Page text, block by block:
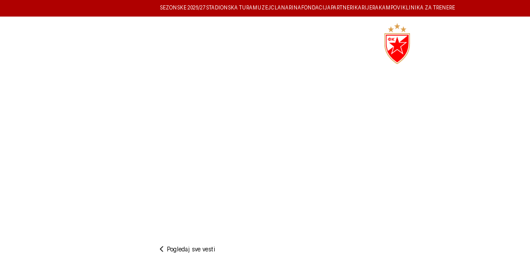
SEZONSKE 2026/27 STADIONSKA TURA MUZEJČLANARINA FONDACIJA PARTNERI KARIJERA KAMPOVI KLINIKA ZA TRENERE
Pogledaj sve vesti